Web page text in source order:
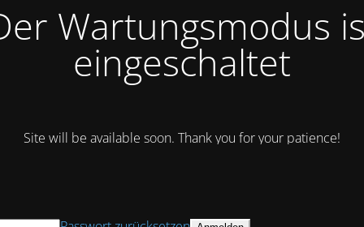
Wartungsmodus
eingeschaltet
Site will be available soon. Thank you for your patience!